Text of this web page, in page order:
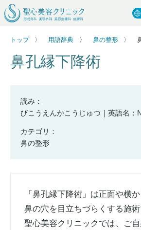
トップ 用語辞典 鼻の整形
鼻孔縁下降術
読み：
びこうえんかこうじゅつ｜英語名：
カテゴリ：
鼻の整形
「鼻孔縁下降術」は正面や横か
鼻の穴を目立ちづらくする施術
聖心美容クリニックでは、ご